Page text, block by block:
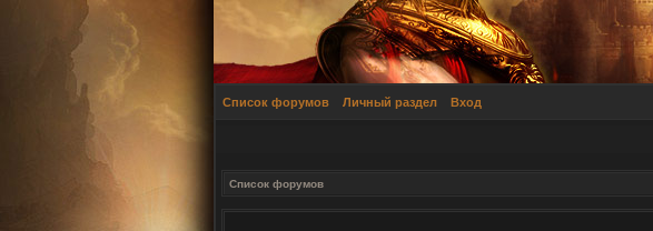
Список форумов Личный раздел Вход
Список форумов